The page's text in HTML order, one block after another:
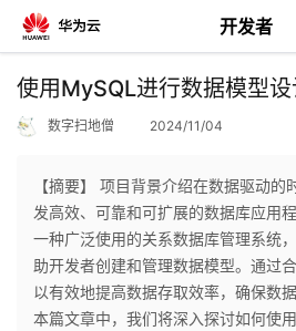
开发者
返
个
人
我
使用MySQL进行数据模型
数字扫地僧 2024/11/04
【摘要】 项目背景介绍在数据驱动
发高效、可靠和可扩展的数据库应用
一种广泛使用的关系数据库管理系统
助开发者创建和管理数据模型。通过
以有效地提高数据存取效率，确保数
本篇文章中，我们将深入探讨如何使